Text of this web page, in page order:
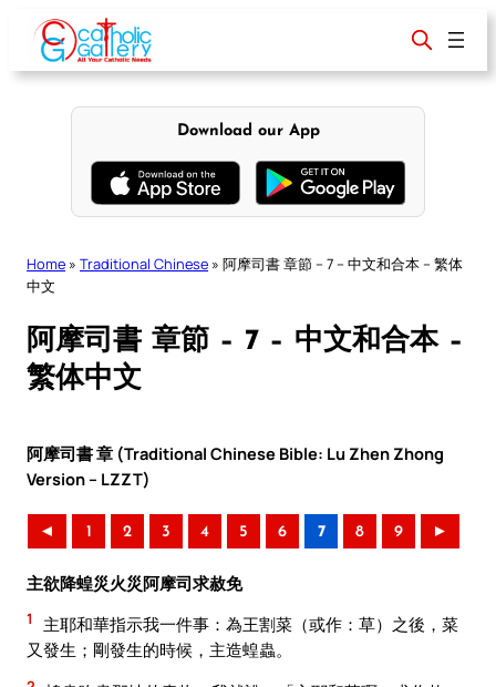
content
Download our App
Home » Traditional Chinese » 阿摩司書 章節 – 7 – 中文和合本 – 繁体
中文
阿摩司書 章節 – 7 – 中文和合本 –
繁体中文
阿摩司書 章 (Traditional Chinese Bible: Lu Zhen Zhong
Version – LZZT)
◄ 1 2 3 4 5 6 7 8 9 ►
主欲降蝗災火災阿摩司求赦免
1
主耶和華指示我一件事：為王割菜（或作：草）之後，菜
又發生；剛發生的時候，主造蝗蟲。